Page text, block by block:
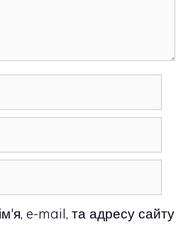
e-mail, та адресу сайту